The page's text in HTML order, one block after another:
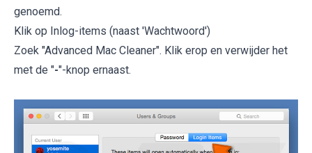
genoemd.
Klik op Inlog-items (naast 'Wachtwoord')
Zoek "Advanced Mac Cleaner". Klik erop en verwijder het
met de "-"-knop ernaast.